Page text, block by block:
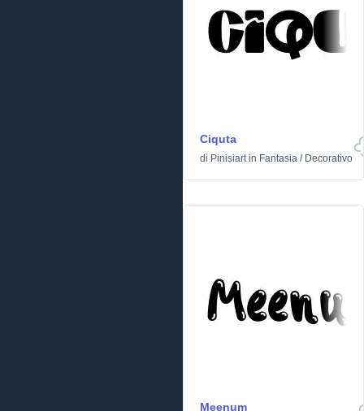
Ciquta
di Pinisiartin Fantasia / Decorativo
Meenum